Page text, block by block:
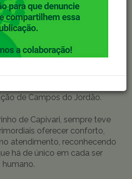
VINDO
DO CONDE
de Campos do Jordão.
de Capivari, sempre teve
oferecer conforto,
atendimento, reconhecendo
há de único em cada ser
humano.